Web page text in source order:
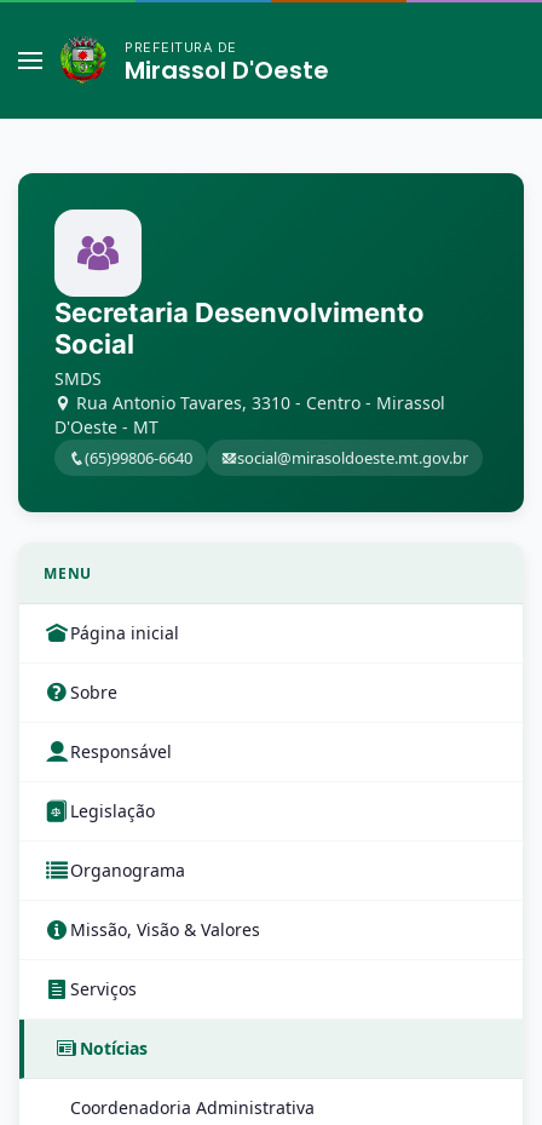
PREFEITURA DE
Mirassol D'Oeste
Secretaria Desenvolvimento
Social
SMDS
Rua Antonio Tavares, 3310 - Centro - Mirassol
D'Oeste - MT
(65)99806-6640 social@mirasoldoeste.mt.gov.br
MENU
Página inicial
Sobre
Responsável
Legislação
Organograma
Missão, Visão & Valores
Serviços
Notícias
Coordenadoria Administrativa